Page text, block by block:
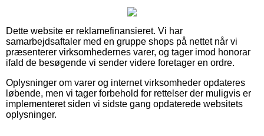
Dette website er reklamefinansieret. Vi har
samarbejdsaftaler med en gruppe shops på nettet når vi
præsenterer virksomhedernes varer, og tager imod honorar
ifald de besøgende vi sender videre foretager en ordre.
Oplysninger om varer og internet virksomheder opdateres
løbende, men vi tager forbehold for rettelser der muligvis er
implementeret siden vi sidste gang opdaterede websitets
oplysninger.